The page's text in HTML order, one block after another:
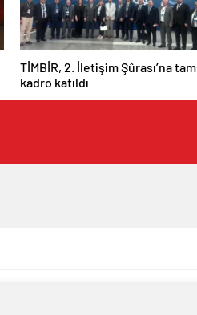
TİMBİR, 2. İletişim Şûrası’na tam
kadro katıldı